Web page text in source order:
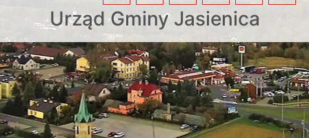
Urząd Gminy Jasienica